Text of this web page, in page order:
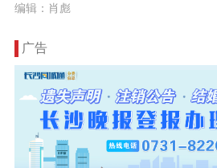
编辑：肖彪
广告